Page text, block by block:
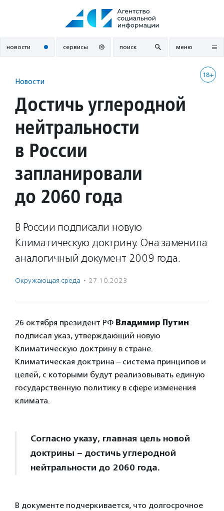
новости сервисы поиск меню
18+
Новости
Достичь углеродной
нейтральности
в России
запланировали
до 2060 года
В России подписали новую
Климатическую доктрину. Она заменила
аналогичный документ 2009 года.
Окружающая среда · 27.10.2023
26 октября президент РФ Владимир Путин
подписал указ, утверждающий новую
Климатическую доктрину в стране.
Климатическая доктрина – система принципов и
целей, с которыми будут реализовывать единую
государственную политику в сфере изменения
климата.
Согласно указу, главная цель новой
доктрины – достичь углеродной
нейтральности до 2060 года.
В документе подчеркивается, что долгосрочное